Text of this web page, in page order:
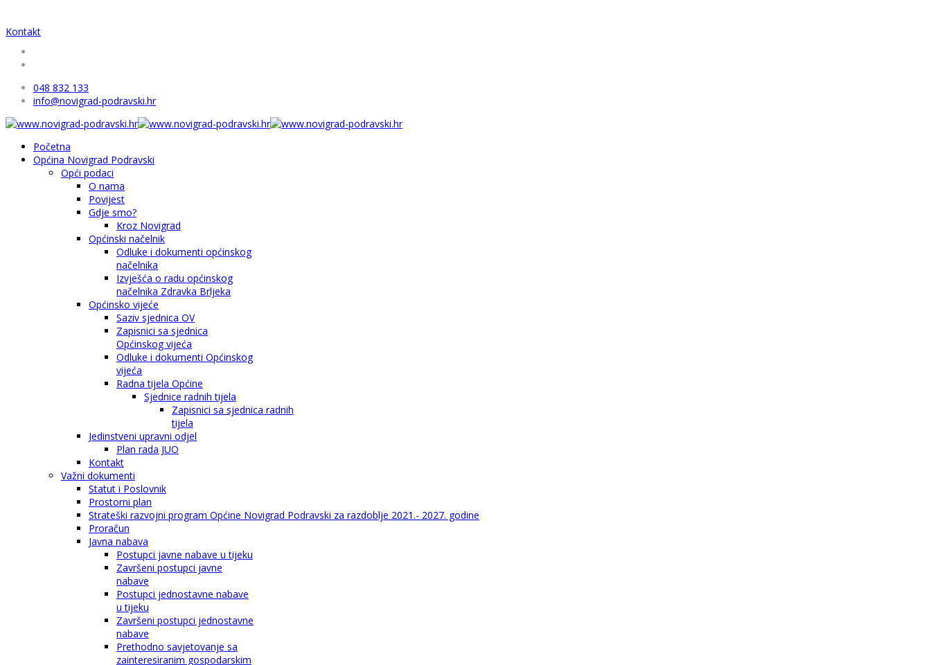
Kontakt
048 832 133
info@novigrad-podravski.hr
Početna
Općina Novigrad Podravski
Opći podaci
O nama
Povijest
Gdje smo?
Kroz Novigrad
Općinski načelnik
Odluke i dokumenti općinskog
načelnika
Izvješća o radu općinskog
načelnika Zdravka Brljeka
Općinsko vijeće
Saziv sjednica OV
Zapisnici sa sjednica
Općinskog vijeća
Odluke i dokumenti Općinskog
vijeća
Radna tijela Općine
Sjednice radnih tijela
Zapisnici sa sjednica radnih
tijela
Jedinstveni upravni odjel
Plan rada JUO
Kontakt
Važni dokumenti
Statut i Poslovnik
Prostorni plan
Strateški razvojni program Općine Novigrad Podravski za razdoblje 2021.- 2027. godine
Proračun
Javna nabava
Postupci javne nabave u tijeku
Završeni postupci javne
nabave
Postupci jednostavne nabave
u tijeku
Završeni postupci jednostavne
nabave
Prethodno savjetovanje sa
zainteresiranim gospodarskim